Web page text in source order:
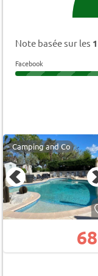
Note basée sur les
Facebook
Camping and Co